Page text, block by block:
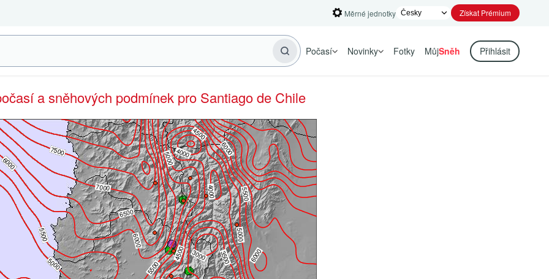
Měrné jednotky Získat Prémium
Počasí Novinky Fotky MůjSněh Přihlásit
počasí a sněhových podmínek pro Santiago de Chile